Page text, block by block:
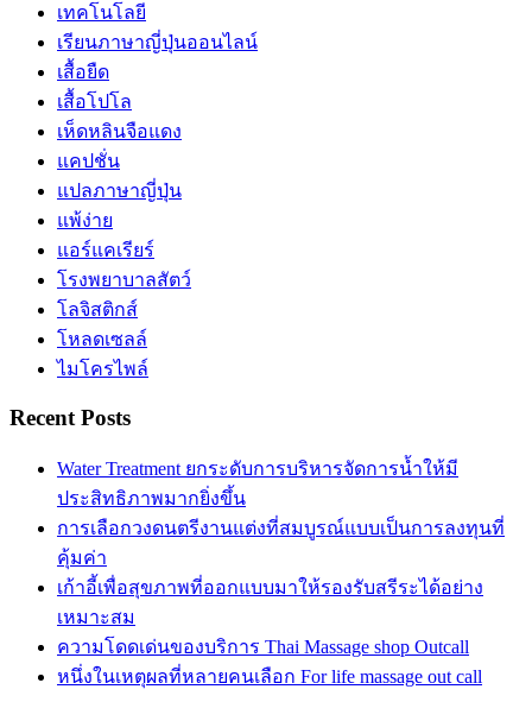
เทคโนโลยี
เรียนภาษาญี่ปุ่นออนไลน์
เสื้อยืด
เสื้อโปโล
เห็ดหลินจือแดง
แคปชั่น
แปลภาษาญี่ปุ่น
แพ้ง่าย
แอร์แคเรียร์
โรงพยาบาลสัตว์
โลจิสติกส์
โหลดเซลล์
ไมโครไพล์
Recent Posts
Water Treatment ยกระดับการบริหารจัดการน้ำให้มี
ประสิทธิภาพมากยิ่งขึ้น
การเลือกวงดนตรีงานแต่งที่สมบูรณ์แบบเป็นการลงทุนที่
คุ้มค่า
เก้าอี้เพื่อสุขภาพที่ออกแบบมาให้รองรับสรีระได้อย่าง
เหมาะสม
ความโดดเด่นของบริการ Thai Massage shop Outcall
หนึ่งในเหตุผลที่หลายคนเลือก For life massage out call